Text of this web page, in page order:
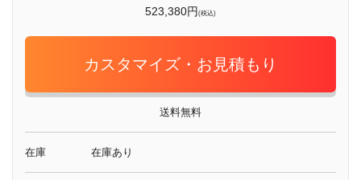
523,380円(税込)
カスタマイズ・お見積もり
送料無料
在庫 在庫あり